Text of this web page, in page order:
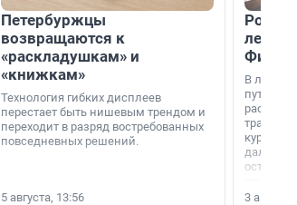
Петербуржцы
возвращаются к
«раскладушкам» и
«книжкам»
Технология гибких дисплеев
перестает быть нишевым трендом и
переходит в разряд востребованных
повседневных решений.
5 августа, 13:56
летят
В летнем
дальние
острова
3